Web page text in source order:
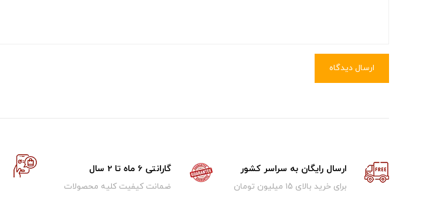
ارسال دیدگاه
ارسال رایگان به سراسر کشور
برای خرید بالای ۱5 میلیون تومان
گارانتی 6 ماه تا 2 سال
ضمانت کیفیت کلیه محصولات